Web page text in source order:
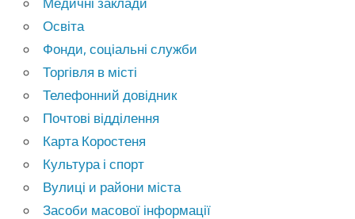
Освіта
Фонди, соціальні служби
Торгівля в місті
Телефонний довідник
Почтові відділення
Карта Коростеня
Культура і спорт
Вулиці и райони міста
Засоби масової інформації